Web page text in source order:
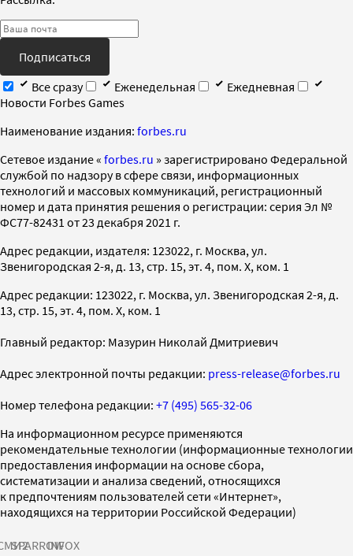
Подписаться
Все сразу
Еженедельная
Ежедневная
Новости Forbes Games
Наименование издания: forbes.ru
Cетевое издание « forbes.ru » зарегистрировано Федеральной
службой по надзору в сфере связи, информационных
технологий и массовых коммуникаций, регистрационный
номер и дата принятия решения о регистрации: серия Эл №
ФС77-82431 от 23 декабря 2021 г.
Адрес редакции, издателя: 123022, г. Москва, ул.
Звенигородская 2-я, д. 13, стр. 15, эт. 4, пом. X, ком. 1
Адрес редакции: 123022, г. Москва, ул. Звенигородская 2-я, д.
13, стр. 15, эт. 4, пом. X, ком. 1
Главный редактор: Мазурин Николай Дмитриевич
Адрес электронной почты редакции: press-release@forbes.ru
Номер телефона редакции: +7 (495) 565-32-06
На информационном ресурсе применяются
рекомендательные технологии (информационные технологии
предоставления информации на основе сбора,
систематизации и анализа сведений, относящихся
к предпочтениям пользователей сети «Интернет»,
находящихся на территории Российской Федерации)
SPARROWINFOX